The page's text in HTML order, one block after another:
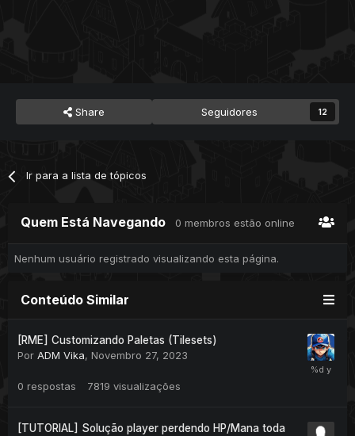
Share Seguidores 12
Ir para a lista de tópicos
Quem Está Navegando 0 membros estão online
Nenhum usuário registrado visualizando esta página.
Conteúdo Similar
[RME] Customizando Paletas (Tilesets)
Por ADM Vika, Novembro 27, 2023
0 respostas 7819 visualizações
[TUTORIAL] Solução player perdendo HP/Mana toda